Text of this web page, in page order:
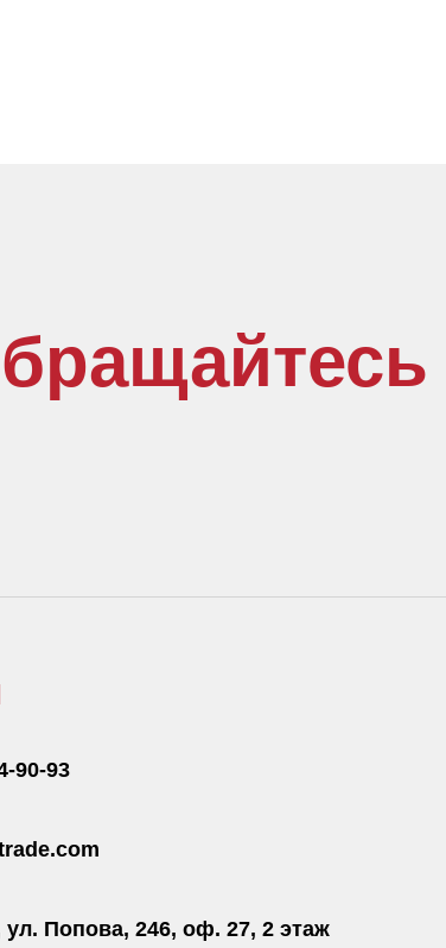
90-93
ул. Попова, 246, оф. 27, 2 этаж